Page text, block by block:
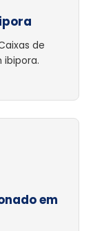
de
ibipora.
em